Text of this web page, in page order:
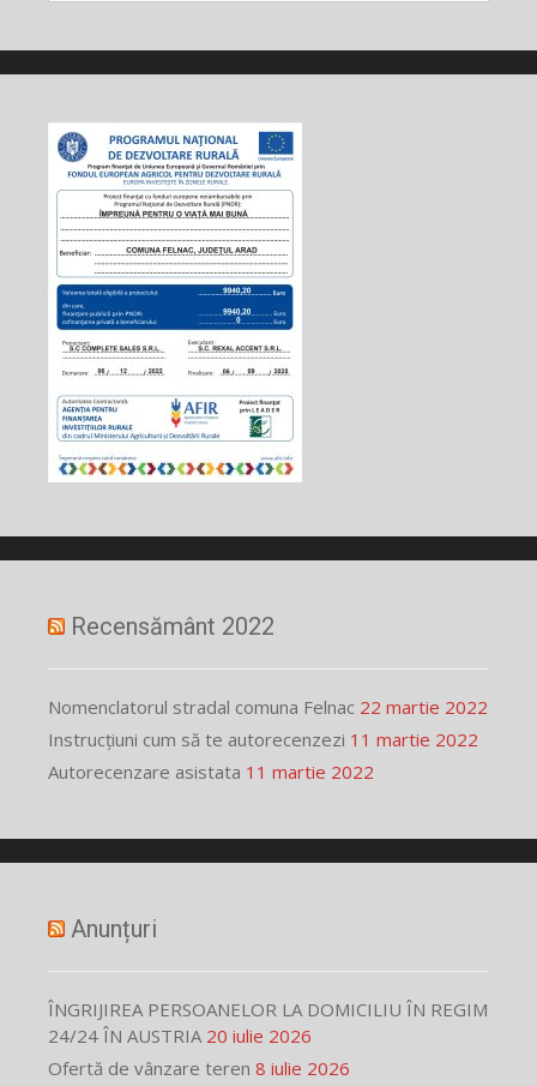
Recensământ 2022
Nomenclatorul stradal comuna Felnac 22 martie 2022
Instrucțiuni cum să te autorecenzezi 11 martie 2022
Autorecenzare asistata 11 martie 2022
Anunțuri
ÎNGRIJIREA PERSOANELOR LA DOMICILIU ÎN REGIM
24/24 ÎN AUSTRIA 20 iulie 2026
Ofertă de vânzare teren 8 iulie 2026